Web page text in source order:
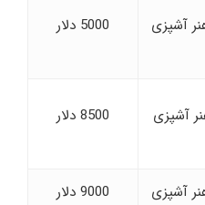
آشپزی 5000 دلار
آشپزی 8500 دلار
آشپزی 9000 دلار